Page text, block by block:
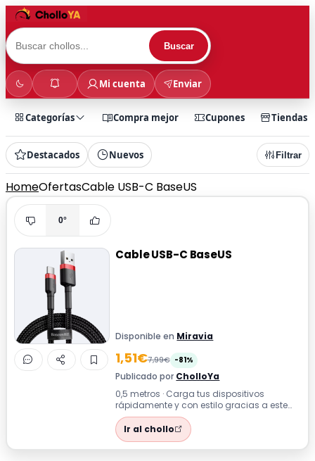
Buscar
Mi cuenta Enviar
Categorías Compra mejor Cupones Tiendas
Destacados Nuevos Filtrar
HomeOfertasCable USB-C BaseUS
0°
Cable USB-C BaseUS
Disponible en Miravia
1,51€7,99€ -81%
Publicado por CholloYa
0,5 metros · Carga tus dispositivos
rápidamente y con estilo gracias a este
cable USB tipo C, diseñado para ofrecer
d...Ir al chollo